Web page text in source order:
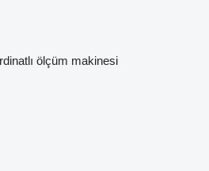
ölçüm makinesi